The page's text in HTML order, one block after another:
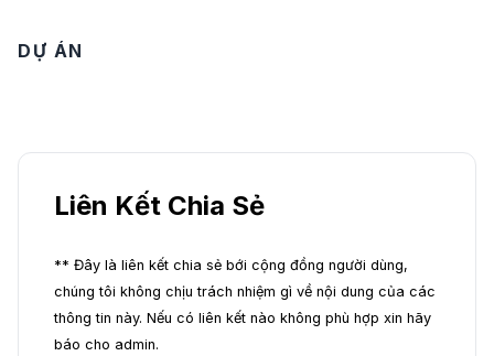
DỰ ÁN
Liên Kết Chia Sẻ
** Đây là liên kết chia sẻ bới cộng đồng người dùng,
chúng tôi không chịu trách nhiệm gì về nội dung của các
thông tin này. Nếu có liên kết nào không phù hợp xin hãy
báo cho admin.